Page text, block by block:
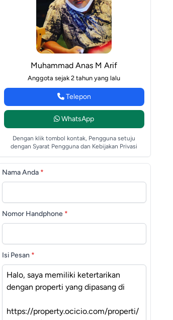
Muhammad Anas M Arif
Anggota sejak 2 tahun yang lalu
Telepon
WhatsApp
Dengan klik tombol kontak, Pengguna setuju
dengan Syarat Pengguna dan Kebijakan Privasi
Nama Anda *
Nomor Handphone *
Isi Pesan *